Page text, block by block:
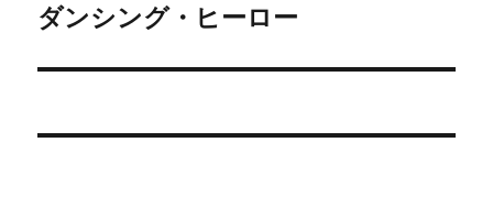
ゲ
ー
次
投
ダンシング・ヒーロー